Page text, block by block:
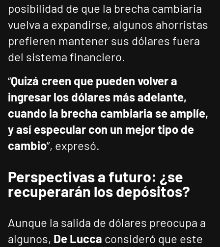
posibilidad de que la brecha cambiaria
vuelva a expandirse, algunos ahorristas
prefieren mantener sus dólares fuera
del sistema financiero.
“Quizá creen que pueden volver a
ingresar los dólares más adelante,
cuando la brecha cambiaria se amplíe,
y así especular con un mejor tipo de
cambio”, expresó.
Perspectivas a futuro: ¿se
recuperarán los depósitos?
Aunque la salida de dólares preocupa a
algunos, De Lucca consideró que este